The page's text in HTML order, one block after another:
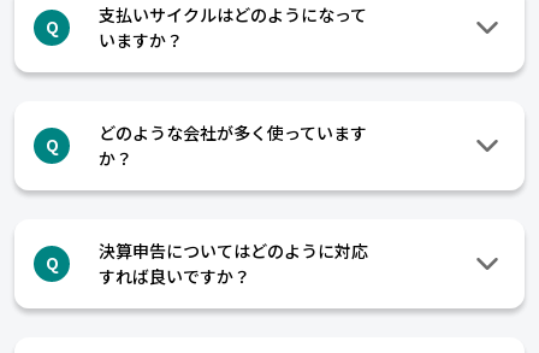
Q
支払いサイクルはどのようになって
いますか？
Q
どのような会社が多く使っています
か？
Q
決算申告についてはどのように対応
すれば良いですか？